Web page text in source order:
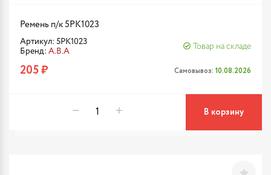
Ремень п/к 5PK1023
Артикул: 5PK1023
Бренд: A.B.A
Товар на складе
205 ₽ Самовывоз: 10.08.2026
В корзину